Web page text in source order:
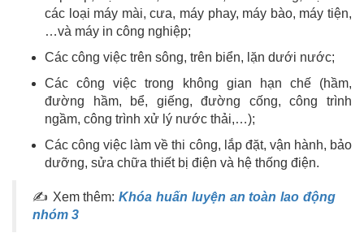
các loại máy mài, cưa, máy phay, máy bào, máy tiện,
…và máy in công nghiệp;
Các công việc trên sông, trên biển, lặn dưới nước;
Các công việc trong không gian hạn chế (hầm,
đường hầm, bể, giếng, đường cống, công trình
ngầm, công trình xử lý nước thải,…);
Các công việc làm về thi công, lắp đặt, vận hành, bảo
dưỡng, sửa chữa thiết bị điện và hệ thống điện.
✍ Xem thêm:Khóa huấn luyện an toàn lao động
nhóm 3